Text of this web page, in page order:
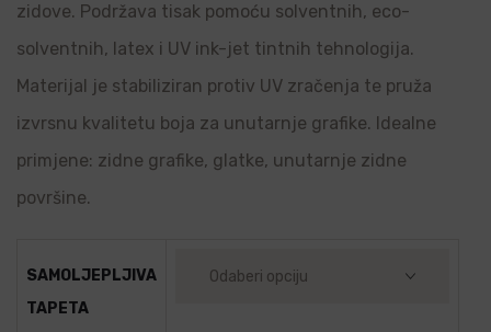
zidove. Podržava tisak pomoću solventnih, eco-
solventnih, latex i UV ink-jet tintnih tehnologija.
Materijal je stabiliziran protiv UV zračenja te pruža
izvrsnu kvalitetu boja za unutarnje grafike. Idealne
primjene: zidne grafike, glatke, unutarnje zidne
površine.
SAMOLJEPLJIVA
TAPETA